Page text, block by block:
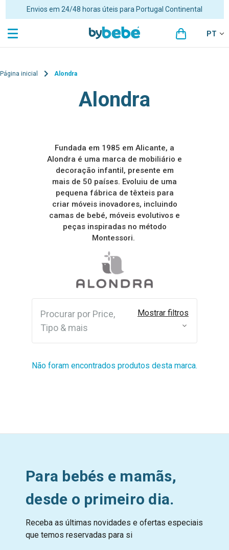
Envios em 24/48 horas úteis para Portugal Continental
PT
Página inicial Alondra
Alondra
Fundada em 1985 em Alicante, a
Alondra é uma marca de mobiliário e
decoração infantil, presente em
mais de 50 países. Evoluiu de uma
pequena fábrica de têxteis para
criar móveis inovadores, incluindo
camas de bebé, móveis evolutivos e
peças inspiradas no método
Montessori.
Procurar por Price,
Tipo & mais
Mostrar filtros
Não foram encontrados produtos desta marca.
Para bebés e mamãs,
desde o primeiro dia.
Receba as últimas novidades e ofertas especiais
que temos reservadas para si